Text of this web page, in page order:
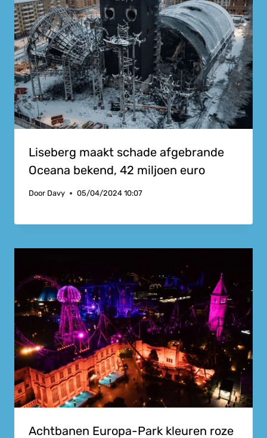
Liseberg maakt schade afgebrande
Oceana bekend, 42 miljoen euro
Door Davy 05/04/2024 10:07
Achtbanen Europa-Park kleuren roze